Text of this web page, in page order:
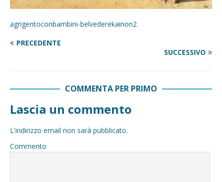
agrigentoconbambini-belvederekainon2
PRECEDENTE
SUCCESSIVO
COMMENTA PER PRIMO
Lascia un commento
L'indirizzo email non sarà pubblicato.
Commento